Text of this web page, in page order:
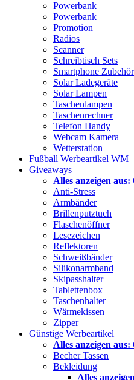
Powerbank
Powerbank
Promotion
Radios
Scanner
Schreibtisch Sets
Smartphone Zubehör
Solar Ladegeräte
Solar Lampen
Taschenlampen
Taschenrechner
Telefon Handy
Webcam Kamera
Wetterstation
Fußball Werbeartikel WM
Giveaways
Alles anzeigen aus:
Anti-Stress
Armbänder
Brillenputztuch
Flaschenöffner
Lesezeichen
Reflektoren
Schweißbänder
Silikonarmband
Skipasshalter
Tablettenbox
Taschenhalter
Wärmekissen
Zipper
Günstige Werbeartikel
Alles anzeigen aus:
Becher Tassen
Bekleidung
Alles